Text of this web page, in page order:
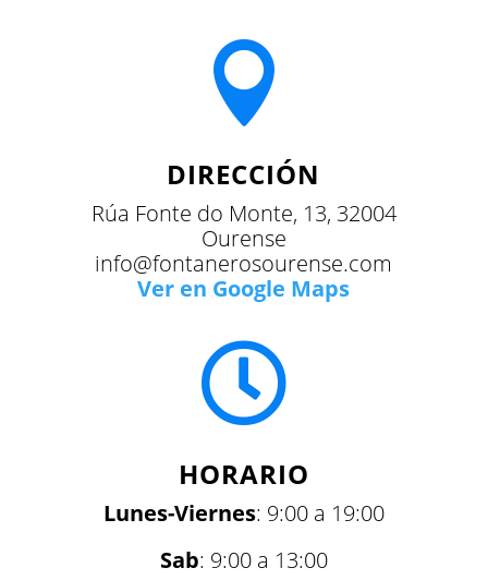

DIRECCIÓN
Rúa Fonte do Monte, 13, 32004
Ourense
info@fontanerosourense.com
Ver en Google Maps

HORARIO
Lunes-Viernes: 9:00 a 19:00
Sab: 9:00 a 13:00